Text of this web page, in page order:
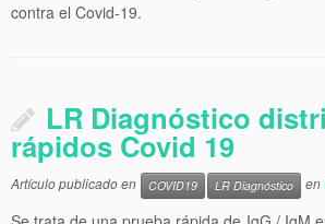
contra el Covid-19.
LR Diagnóstico
rápidos Covid 19
Artículo publicado en COVID19 LR Diagnóstico en